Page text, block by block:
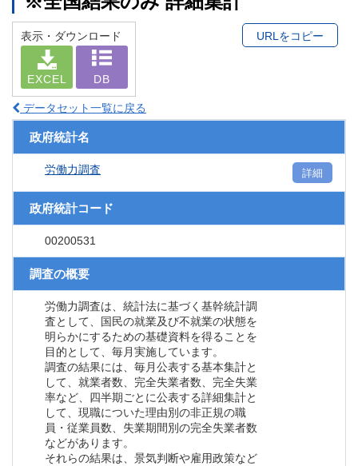
表示・ダウンロード
EXCEL DB
URLをコピー
データセット一覧に戻る
政府統計名
労働力調査 詳細
政府統計コード
00200531
調査の概要
労働力調査は、統計法に基づく基幹統計調
査として、国民の就業及び不就業の状態を
明らかにするための基礎資料を得ることを
目的として、毎月実施しています。
調査の結果には、毎月公表する基本集計と
して、就業者数、完全失業者数、完全失業
率など、四半期ごとに公表する詳細集計と
して、現職についた理由別の非正規の職
員・従業員数、失業期間別の完全失業者数
などがあります。
それらの結果は、景気判断や雇用政策など